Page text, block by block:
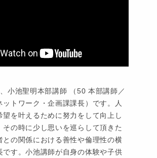
小池聖明本部講師 （50 本部講師／
ットワーク・企画課課長）です。人
望を叶えるために努力をして向上し
その時に少し思いを巡らして頂きた
との関係における善性や倫理性の横
です。小池講師が自身の体験や子供